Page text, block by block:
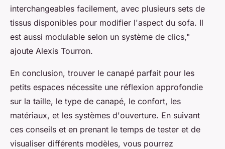
interchangeables facilement, avec plusieurs sets de
tissus disponibles pour modifier l'aspect du sofa. Il
est aussi modulable selon un système de clics,"
ajoute Alexis Tourron.
En conclusion, trouver le canapé parfait pour les
petits espaces nécessite une réflexion approfondie
sur la taille, le type de canapé, le confort, les
matériaux, et les systèmes d'ouverture. En suivant
ces conseils et en prenant le temps de tester et de
visualiser différents modèles, vous pourrez